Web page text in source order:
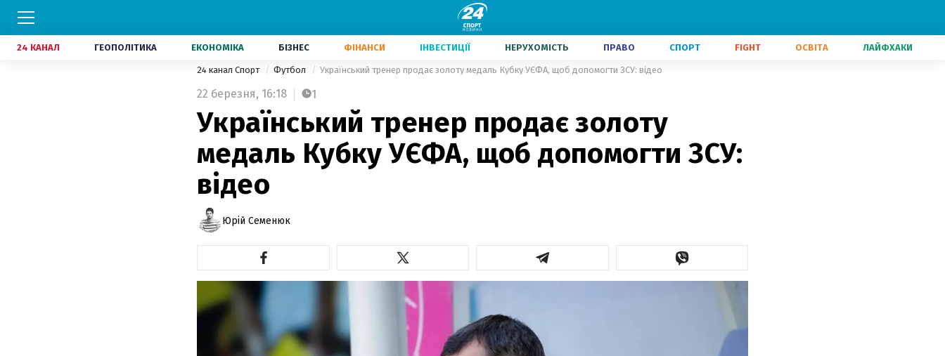
24 КАНАЛ ГЕОПОЛІТИКА ЕКОНОМІКА БІЗНЕС ФІНАНСИ ІНВЕСТИЦІЇ НЕРУХОМІСТЬ ПРАВО СПОРТ FIGHT ОСВІТА ЛАЙФХАКИ
24 канал Спорт Футбол Український тренер продає золоту медаль Кубку УЄФА, щоб допомогти ЗСУ: відео
22 березня, 16:18 1
Український тренер продає золоту
медаль Кубку УЄФА, щоб допомогти ЗСУ:
відео
Юрій Семенюк